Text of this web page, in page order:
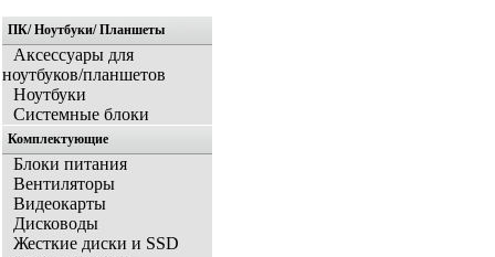
ПК/ Ноутбуки/ Планшеты
Аксессуары для
ноутбуков/планшетов
Ноутбуки
Системные блоки
Комплектующие
Блоки питания
Вентиляторы
Видеокарты
Дисководы
Жесткие диски и SSD